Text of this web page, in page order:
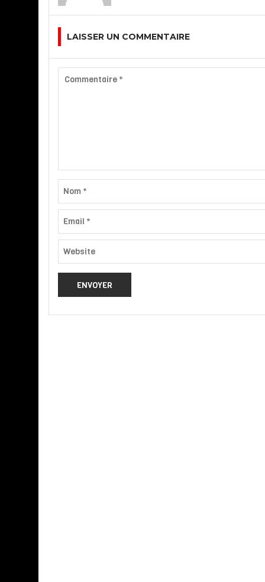
LAISSER UN COMMENTAIRE